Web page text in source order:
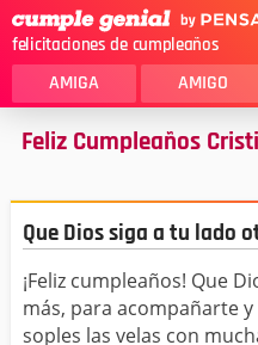
felicitaciones de cumpleaños
AMIGA AMIGO
MAMA
SOBRINA
HERMANO
NOVIA
Feliz Cumpleaños
Que Dios siga a tu lado
¡Feliz cumpleaños! Que
más, para acompañarte
soples las velas con